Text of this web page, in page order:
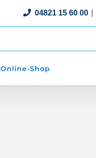
04821 15 60 00
Online-Shop